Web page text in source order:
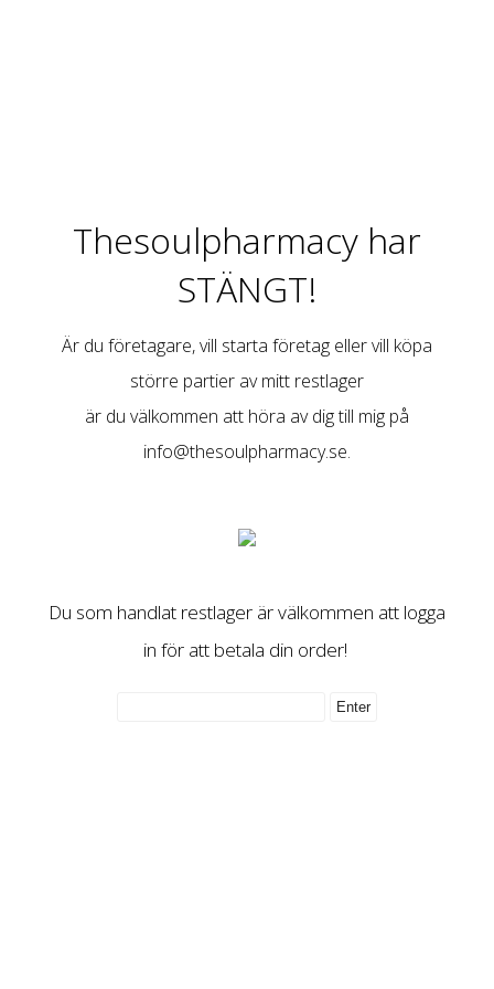
Thesoulpharmacy har
STÄNGT!
Är du företagare, vill starta företag eller vill köpa
större partier av mitt restlager
är du välkommen att höra av dig till mig på
info@thesoulpharmacy.se.
Du som handlat restlager är välkommen att logga
in för att betala din order!